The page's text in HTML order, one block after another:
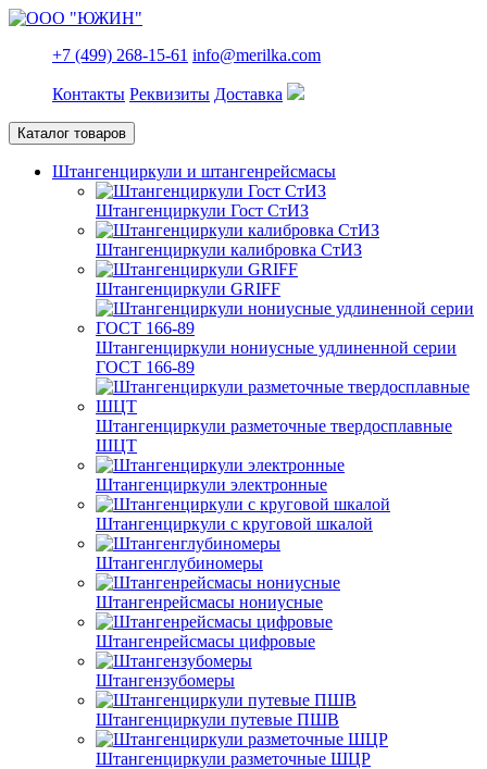
+7 (499) 268-15-61 info@merilka.com
Контакты Реквизиты Доставка
Каталог товаров
Штангенциркули и штангенрейсмасы
Штангенциркули Гост СтИЗ
Штангенциркули калибровка СтИЗ
Штангенциркули GRIFF
Штангенциркули нониусные удлиненной серии
ГОСТ 166-89
Штангенциркули разметочные твердосплавные
ШЦТ
Штангенциркули электронные
Штангенциркули с круговой шкалой
Штангенглубиномеры
Штангенрейсмасы нониусные
Штангенрейсмасы цифровые
Штангензубомеры
Штангенциркули путевые ПШВ
Штангенциркули разметочные ШЦР